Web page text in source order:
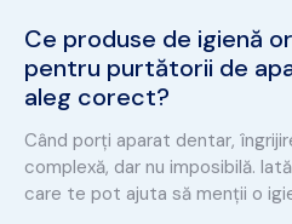
Ce produse de igienă
pentru purtătorii de
aleg corect?
Când porți aparat dentar,
complexă, dar nu imposibilă.
care te pot ajuta să menții o